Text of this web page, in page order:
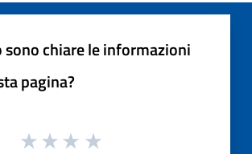
sono chiare le informazioni
pagina?